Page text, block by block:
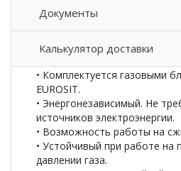
Документы
Калькулятор доставки
• Современный уникальный
• Высокий КПД 92% за счет
компактного стального
• Комплектуется газовыми
EUROSIT.
• Энергонезависимый. Не
источников электроэнергии.
• Возможность работы на
• Устойчивый при работе на
давлении газа.